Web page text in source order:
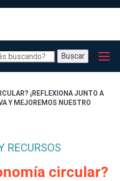
Buscar
¡REFLEXIONA JUNTO A
Y MEJOREMOS NUESTRO
RECURSOS
circular?
Inicia sesión.